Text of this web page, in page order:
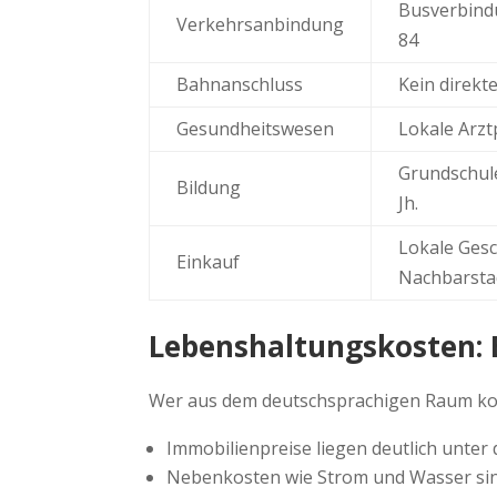
Verkehrsanbindung
84
Bahnanschluss
Kein
Gesundheitswesen
Lokale
Bildung
Jh.
Einkauf
Lokale
Wer aus dem deutschsprachigen Raum
Immobilienpreise liegen deutlich unter
Nebenkosten wie Strom und Wasser